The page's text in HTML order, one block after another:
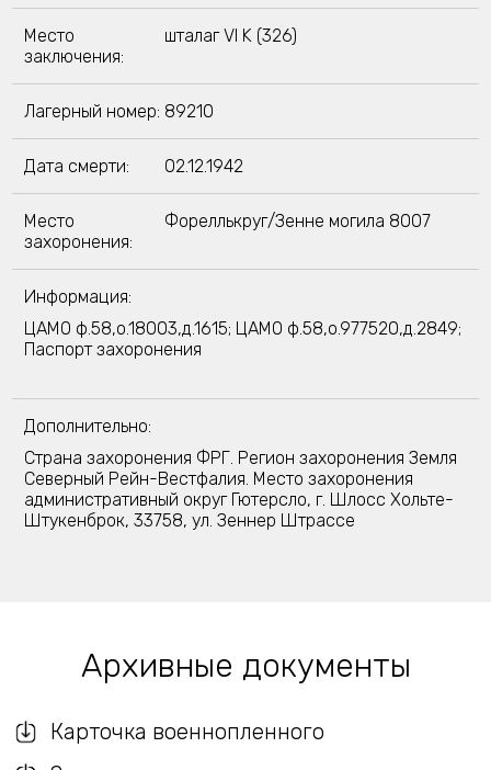
Место
заключения:
шталаг VI K (326)
Лагерный номер: 89210
Дата смерти: 02.12.1942
Место
захоронения:
Фореллькруг/Зенне могила 8007
Информация:
ЦАМО ф.58,о.18003,д.1615; ЦАМО ф.58,о.977520,д.2849;
Паспорт захоронения
Дополнительно:
Страна захоронения ФРГ. Регион захоронения Земля
Северный Рейн-Вестфалия. Место захоронения
административный округ Гютерсло, г. Шлосс Хольте-
Штукенброк, 33758, ул. Зеннер Штрассе
Архивные документы
Карточка военнопленного